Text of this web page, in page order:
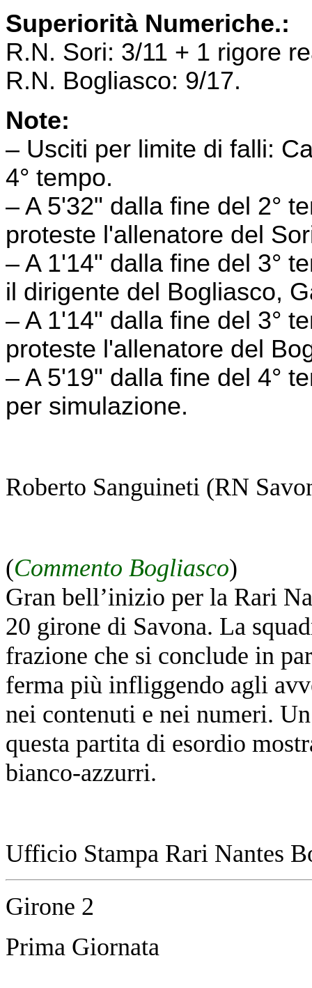
Superiorità Numeriche.:
R.N. Sori: 3/11 + 1 rigore
R.N. Bogliasco: 9/17.
Note:
– Usciti per limite di falli:
4° tempo.
– A 5'32" dalla fine del 2°
proteste l'allenatore del
– A 1'14" dalla fine del 3°
il dirigente del Bogliasco,
– A 1'14" dalla fine del 3°
proteste l'allenatore del
– A 5'19" dalla fine del 4°
per simulazione.
Roberto Sanguineti (RN
(Commento Bogliasco)
Gran bell’inizio per la Rari
20 girone di Savona. La
frazione che si conclude in
ferma più infliggendo agli
nei contenuti e nei numeri.
questa partita di esordio
bianco-azzurri.
Ufficio Stampa Rari Nantes
Girone 2
Prima Giornata